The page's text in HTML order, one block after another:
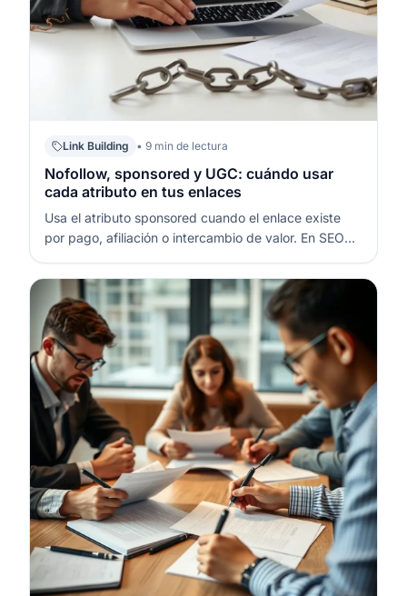
Link Building • 9 min de lectura
Nofollow, sponsored y UGC: cuándo usar
cada atributo en tus enlaces
Usa el atributo sponsored cuando el enlace existe
por pago, afiliación o intercambio de valor. En SEO
motores de búsqueda), el atributo UGC encaja
cuando el enlace lo añade un usuario en comentarios,
foros o perfiles. El atributo n…